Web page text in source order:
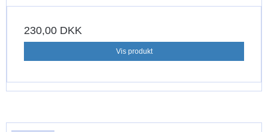
230,00 DKK
Vis produkt